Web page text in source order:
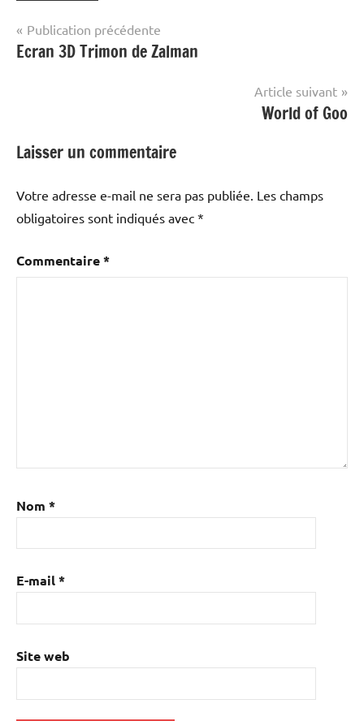
Navigation
de
Publication précédente
Ecran 3D Trimon de Zalman
Article suivant
World of Goo
Laisser un commentaire
Votre adresse e-mail ne sera pas publiée. Les champs
obligatoires sont indiqués avec *
Commentaire*
Nom *
E-mail*
Site web